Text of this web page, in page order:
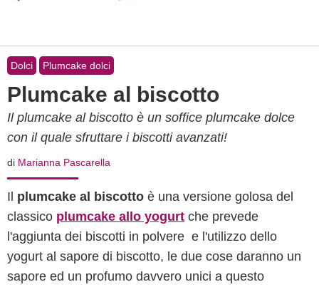
Dolci Plumcake dolci
Plumcake al biscotto
Il plumcake al biscotto è un soffice plumcake dolce
con il quale sfruttare i biscotti avanzati!
di Marianna Pascarella
Il plumcake al biscotto è una versione golosa del
classico plumcake allo yogurt che prevede
l'aggiunta dei biscotti in polvere e l'utilizzo dello
yogurt al sapore di biscotto, le due cose daranno un
sapore ed un profumo davvero unici a questo